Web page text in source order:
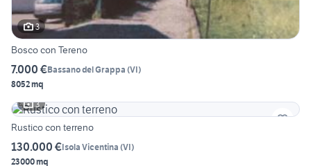
3
Bosco con Tereno
7.000 €Bassano del Grappa (VI)
8052 mq
3
Rustico con terreno
130.000 €Isola Vicentina (VI)
23000 mq